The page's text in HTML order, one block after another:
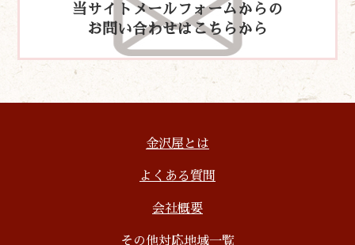
当サイトメールフォームからの
お問い合わせはこちらから
金沢屋とは
よくある質問
会社概要
その他対応地域一覧